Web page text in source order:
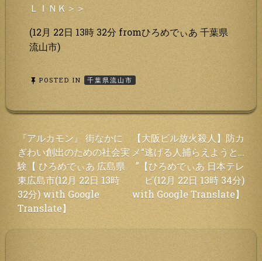
ＬＩＮＫ＞＞
(12月 22日 13時 32分 fromひろめでぃあ 千葉県
流山市)
POSTED IN 千葉県流山市
投
稿
ナ
ビ
ゲ
『アルカモン』 街なかに
ぎわい創出のための社会実
験【 ひろめでぃあ 広島県
東広島市(12月 22日 13時
32分) with Google
Translate】
【大阪ビル放火殺人】防カ
メ“逃げる人捕らえようと…
”【ひろめでぃあ 日本テレ
ビ(12月 22日 13時 34分)
with Google Translate】